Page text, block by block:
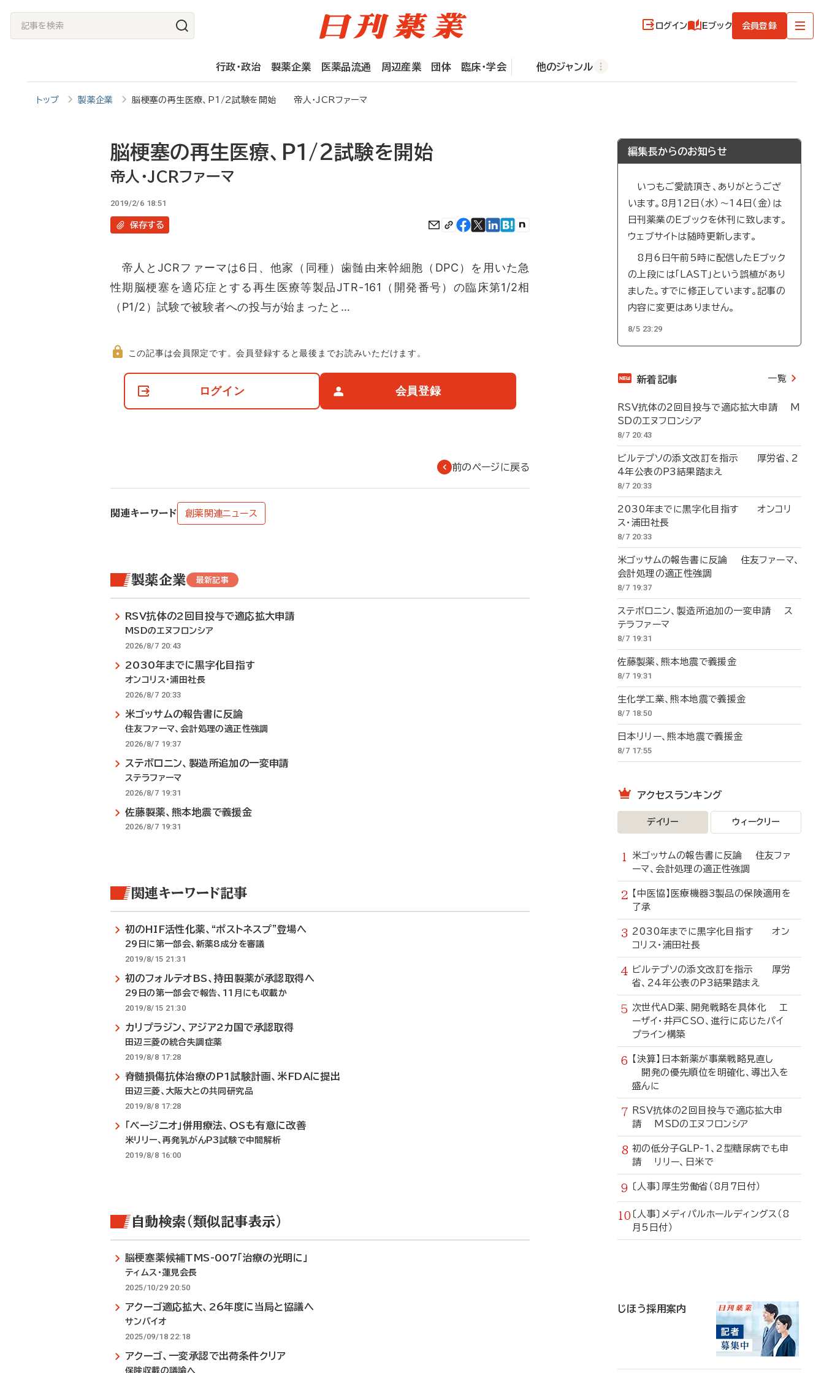
記
事
ログイン Eブック 会員登録
行政・政治 製薬企業 医薬品流通 周辺産業 団体 臨床・学会 他のジャンル
トップ 製薬企業 脳梗塞の再生医療、P1/2試験を開始 帝人・JCRファーマ
脳梗塞の再生医療、P1/2試験を開始
帝人・JCRファーマ
2019/2/6 18:51
保存する
帝人とJCRファーマは6日、他家（同種）歯髄由来幹細胞（DPC）を用いた急
性期脳梗塞を適応症とする再生医療等製品JTR-161（開発番号）の臨床第1/2相
（P1/2）試験で被験者への投与が始まったと…
て
この記事は会員限定です。会員登録すると最後までお読みいただけます。
ログイン 会員登録
前のページに戻る
関連キーワード 創薬関連ニュース
製薬企業 最新記事
RSV抗体の2回目投与で適応拡大申請
MSDのエヌフロンシア
2026/8/7 20:43
2030年までに黒字化目指す
オンコリス・浦田社長
2026/8/7 20:33
米ゴッサムの報告書に反論
住友ファーマ、会計処理の適正性強調
2026/8/7 19:37
ステボロニン、製造所追加の一変申請
ステラファーマ
2026/8/7 19:31
佐藤製薬、熊本地震で義援金
2026/8/7 19:31
関連キーワード記事
初のHIF活性化薬、“ポストネスプ”登場へ
29日に第一部会、新薬8成分を審議
2019/8/15 21:31
初のフォルテオBS、持田製薬が承認取得へ
29日の第一部会で報告、11月にも収載か
2019/8/15 21:30
カリプラジン、アジア2カ国で承認取得
田辺三菱の統合失調症薬
2019/8/8 17:28
脊髄損傷抗体治療のP1試験計画、米FDAに提出
田辺三菱、大阪大との共同研究品
2019/8/8 17:28
「ベージニオ」併用療法、OSも有意に改善
米リリー、再発乳がんP3試験で中間解析
2019/8/8 16:00
自動検索（類似記事表示）
脳梗塞薬候補TMS-007「治療の光明に」
ティムス・蓮見会長
2025/10/29 20:50
アクーゴ適応拡大、26年度に当局と協議へ
サンバイオ
2025/09/18 22:18
アクーゴ、一変承認で出荷条件クリア
保険収載の議論へ
編集長からのお知らせ
いつもご愛読頂き、ありがとうござ
います。8月12日（水）～14日（金）は
日刊薬業のEブックを休刊に致します。
ウェブサイトは随時更新します。
8月6日午前5時に配信したEブック
の上段には「LAST」という誤植があり
ました。すでに修正しています。記事の
内容に変更はありません。
8/5 23:29
新着記事 一覧
RSV抗体の2回目投与で適応拡大申請 M
SDのエヌフロンシア
8/7 20:43
ビルテプソの添文改訂を指示 厚労省、2
4年公表のP3結果踏まえ
8/7 20:33
2030年までに黒字化目指す オンコリ
ス・浦田社長
8/7 20:33
米ゴッサムの報告書に反論 住友ファーマ、
会計処理の適正性強調
8/7 19:37
ステボロニン、製造所追加の一変申請 ス
テラファーマ
8/7 19:31
佐藤製薬、熊本地震で義援金
8/7 19:31
生化学工業、熊本地震で義援金
8/7 18:50
日本リリー、熊本地震で義援金
8/7 17:55
アクセスランキング
デイリー ウィークリー
米ゴッサムの報告書に反論 住友ファ
ーマ、会計処理の適正性強調
【中医協】医療機器3製品の保険適用を
了承
2030年までに黒字化目指す オン
コリス・浦田社長
ビルテプソの添文改訂を指示 厚労
省、24年公表のP3結果踏まえ
次世代AD薬、開発戦略を具体化 エ
ーザイ・井戸CSO、進行に応じたパイ
プライン構築
【決算】日本新薬が事業戦略見直し
開発の優先順位を明確化、導出入を
盛んに
RSV抗体の2回目投与で適応拡大申
請 MSDのエヌフロンシア
初の低分子GLP-1、2型糖尿病でも申
請 リリー、日米で
〔人事〕厚生労働省（8月7日付）
〔人事〕メディパルホールディングス（8
月5日付）
じほう採用案内